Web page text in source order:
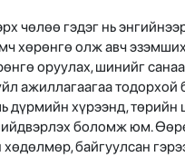
чөлөө гэдэг нь
хөрөнгө олж авч
оруулах, шинийг
ажиллагаагаа тодорхой
дүрмийн хүрээнд, төрийн
боломж юм.
байгуулсан